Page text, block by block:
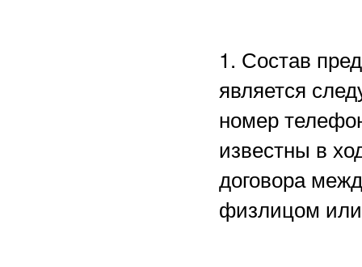
1. Состав
является
номер
известны в
договора
физлицом